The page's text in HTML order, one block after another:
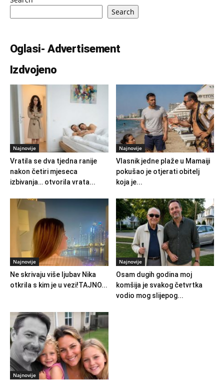
Search
Oglasi- Advertisement
Izdvojeno
Najnovije
Vratila se dva tjedna ranije
nakon četiri mjeseca
izbivanja… otvorila vrata...
Najnovije
Vlasnik jedne plaže u Mamaiji
pokušao je otjerati obitelj
koja je...
Najnovije
Ne skrivaju više ljubav Nika
otkrila s kim je u vezi!TAJNO...
Najnovije
Osam dugih godina moj
komšija je svakog četvrtka
vodio mog slijepog...
Najnovije